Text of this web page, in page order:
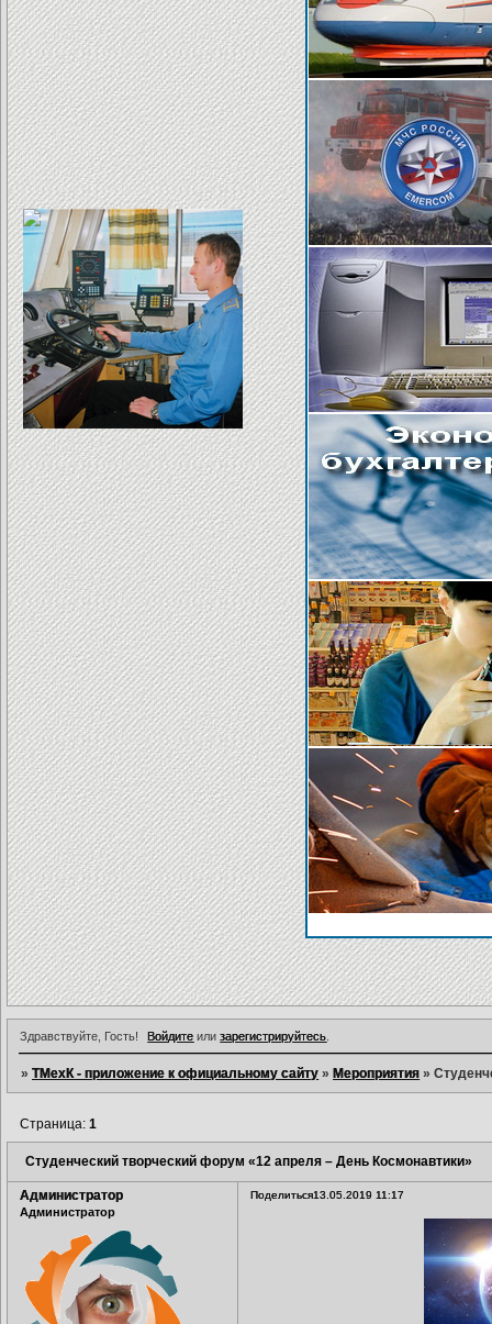
Здравствуйте, Гость! Войдите илизарегистрируйтесь
»ТМехК - приложение к официальному сайту » Мероприятия »
Студенческий творческий форум «12 апреля – День Космонавтики»
Страница:1
Поделиться13.05.2019 11:17
Администратор
Администратор